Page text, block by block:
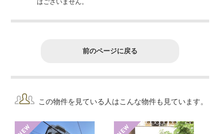
はございません。
前のページに戻る
この物件を見ている人はこんな物件も見ています。